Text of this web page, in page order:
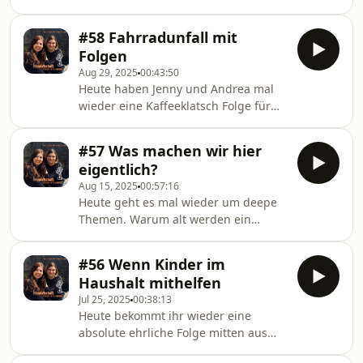
sehr lustig geworden. 🩷
#58 Fahrradunfall mit
Folgen
Aug 29, 2025 00:43:50
Heute haben Jenny und Andrea mal
wieder eine Kaffeeklatsch Folge für
Ausserdem hat Jenny noch eine
Erfahrung beim shoppen gemacht,
wo ihr die Kinnlade runter fiel. Viel
Spaß 🩷
#57 Was machen wir hier
eigentlich?
Aug 15, 2025 00:57:16
Heute geht es mal wieder um deepe
Themen. Warum alt werden ein
Wieso ist man manchmal einsam
obwohl man es eigentlich gar nicht ist
und was wäre wenn wir alle gleich
verdienen würden? Andrea und Jenny
nehmen sich in dieser Folge ein paar
schwereren Themen an. Denn das
#56 Wenn Kinder im
Haushalt mithelfen
Jul 25, 2025 00:38:13
Heute bekommt ihr wieder eine
absolute ehrliche Folge mitten aus